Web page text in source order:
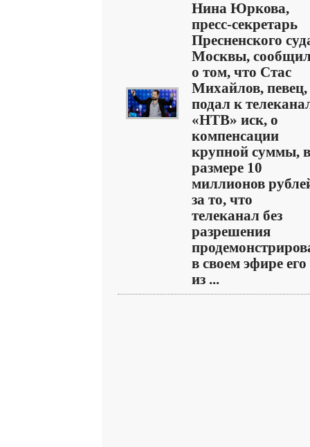
Нина Юркова,
пресс-секретарь
Пресненского
Москвы,
о том, что Стас
Михайлов, певец,
подал к
«НТВ» иск, о
компенсации
крупной суммы, в
размере 10
миллионов
за то, что
телеканал без
разрешения
в своем эфире его
из ...